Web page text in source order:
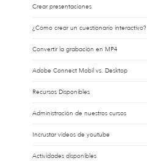
Crear presentaciones
¿Cómo crear un cuestionario interactivo?
Convertir la grabación en MP4
Adobe Connect Mobil vs. Desktop
Recursos Disponibles
Administración de nuestros cursos
Incrustar vídeos de youtube
Actividades disponibles